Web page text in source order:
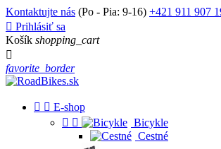
Kontaktujte nás (Po - Pia: 9-16) +421 911 907
 Prihlásiť sa
Košík shopping_cart

favorite_border
  E-shop
 
Bicykle
Cestné